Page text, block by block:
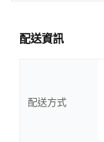
配送資訊
配送方式